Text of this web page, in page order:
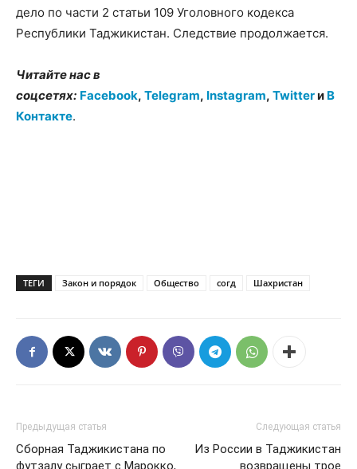
дело по части 2 статьи 109 Уголовного кодекса
Республики Таджикистан. Следствие продолжается.
Читайте нас в
соцсетях: Facebook, Telegram, Instagram, Twitterи В
Контакте.
ТЕГИ Закон и порядок Общество согд Шахристан
Предыдущая статья
Сборная Таджикистана по
футзалу сыграет с Марокко,
Следующая статья
Из России в Таджикистан
возвращены трое